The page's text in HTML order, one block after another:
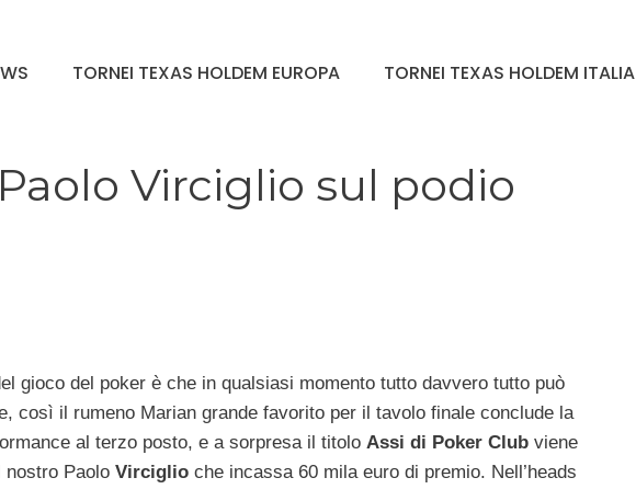
TORNEI TEXAS HOLDEM EUROPA TORNEI TEXAS HOLDEM ITALIA
Virciglio sul podio
gioco del poker è che in qualsiasi momento tutto davvero tutto può
così il rumeno Marian grande favorito per il tavolo finale conclude la
al terzo posto, e a sorpresa il titolo Assi di Poker Clubviene
nostro Paolo Virciglioche incassa 60 mila euro di premio. Nell’heads